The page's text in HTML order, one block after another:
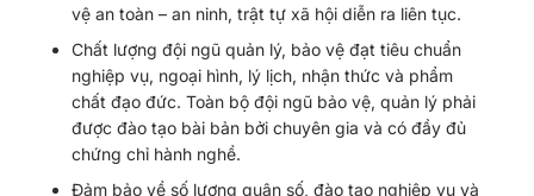
vệ an toàn – an ninh, trật tự xã hội diễn ra liên tục.
Chất lượng đội ngũ quản lý, bảo vệ đạt tiêu chuẩn
nghiệp vụ, ngoại hình, lý lịch, nhận thức và phẩm
chất đạo đức. Toàn bộ đội ngũ bảo vệ, quản lý phải
được đào tạo bài bản bởi chuyên gia và có đầy đủ
chứng chỉ hành nghề.
Đảm bảo về số lượng quân số, đào tạo nghiệp vụ và